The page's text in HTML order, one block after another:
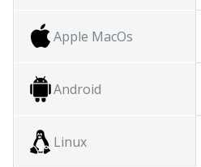
Apple MacOs
Android
Linux